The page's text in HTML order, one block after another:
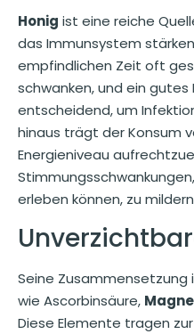
Honig ist eine reiche
das Immunsystem
empfindlichen Zeit oft
schwanken, und ein
entscheidend, um
hinaus trägt der Konsum
Energieniveau
erleben können, zu
Seine Zusammensetzung
wie Ascorbinsäure,
Diese Elemente tragen